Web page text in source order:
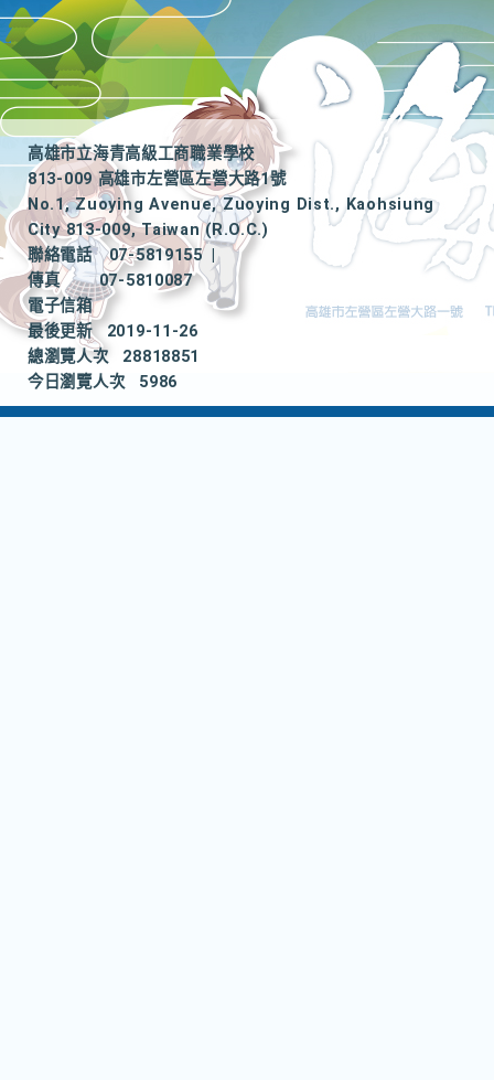
高雄市立海青高級工商職業學校
813-009 高雄市左營區左營大路1號
No.1, Zuoying Avenue, Zuoying Dist., Kaohsiung
City 813-009, Taiwan (R.O.C.)
聯絡電話
07-5819155
|
傳真
07-5810087
電子信箱
最後更新
2019-11-26
總瀏覽人次
28818851
今日瀏覽人次
5986